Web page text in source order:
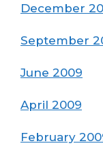
December
September
June 2009
April 2009
February